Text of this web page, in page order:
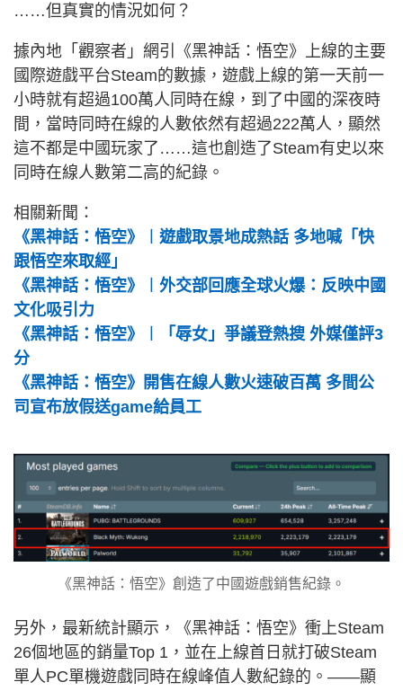
……但真實的情況如何？
據內地「觀察者」網引《黑神話：悟空》上線的主要
國際遊戲平台Steam的數據，遊戲上線的第一天前一
小時就有超過100萬人同時在線，到了中國的深夜時
間，當時同時在線的人數依然有超過222萬人，顯然
這不都是中國玩家了……這也創造了Steam有史以來
同時在線人數第二高的紀錄。
相關新聞：
《黑神話：悟空》︱遊戲取景地成熱話 多地喊「快
跟悟空來取經」
《黑神話：悟空》︱外交部回應全球火爆：反映中國
文化吸引力
《黑神話：悟空》︱「辱女」爭議登熱搜 外媒僅評3
分
《黑神話：悟空》開售在線人數火速破百萬 多間公
司宣布放假送game給員工
《黑神話：悟空》創造了中國遊戲銷售紀錄。
另外，最新統計顯示，《黑神話：悟空》衝上Steam
26個地區的銷量Top 1，並在上線首日就打破Steam
單人PC單機遊戲同時在線峰值人數紀錄的。——顯